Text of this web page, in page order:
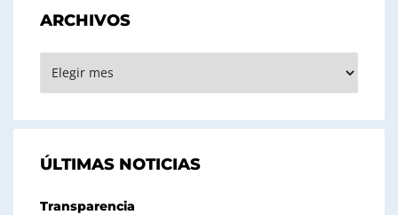
ARCHIVOS
ÚLTIMAS NOTICIAS
Transparencia